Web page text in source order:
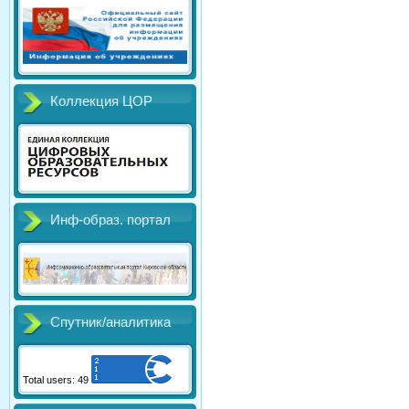
Коллекция ЦОР
Инф-образ. портал
Спутник/аналитика
Total users: 49